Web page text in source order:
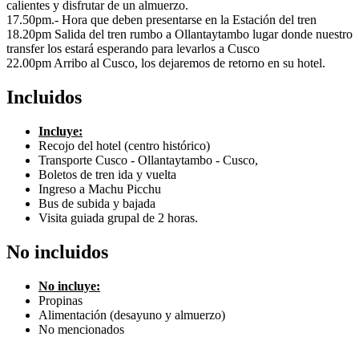
calientes y disfrutar de un almuerzo.
17.50pm.- Hora que deben presentarse en la Estación del tren
18.20pm Salida del tren rumbo a Ollantaytambo lugar donde nuestro
transfer los estará esperando para levarlos a Cusco
22.00pm Arribo al Cusco, los dejaremos de retorno en su hotel.
Incluidos
Incluye:
Recojo del hotel (centro histórico)
Transporte Cusco - Ollantaytambo - Cusco,
Boletos de tren ida y vuelta
Ingreso a Machu Picchu
Bus de subida y bajada
Visita guiada grupal de 2 horas.
No incluidos
No incluye:
Propinas
Alimentación (desayuno y almuerzo)
No mencionados